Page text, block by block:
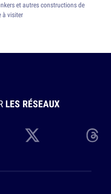
et autres constructions de
à visiter
LES RÉSEAUX